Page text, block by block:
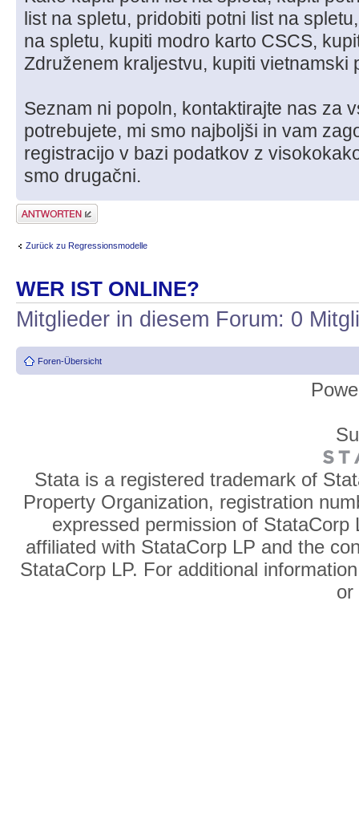
list na spletu, pridobiti potni list na
na spletu, kupiti modro karto CSCS,
Združenem kraljestvu, kupiti vietnamski
Seznam ni popoln, kontaktirajte nas za
potrebujete, mi smo najboljši in vam
registracijo v bazi podatkov z
smo drugačni.
Antwort erstellen
Zurück zu Regressionsmodelle
WER IST ONLINE?
Mitglieder in diesem Forum: 0
Foren-Übersicht
Stata is a registered trademark of
Property Organization, registration
expressed permission of
affiliated with StataCorp LP and the
StataCorp LP. For additional
or